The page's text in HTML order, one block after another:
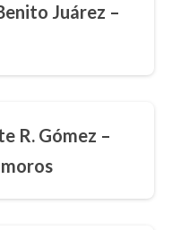
Juárez –
R. Gómez –